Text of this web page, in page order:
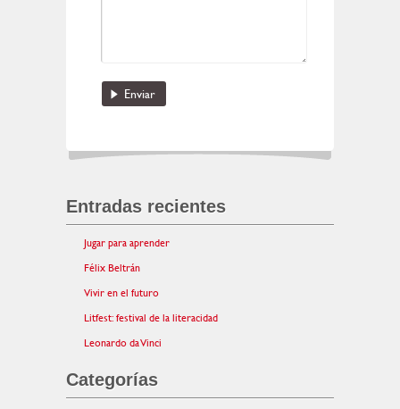
Entradas recientes
Jugar para aprender
Félix Beltrán
Vivir en el futuro
Litfest: festival de la literacidad
Leonardo da Vinci
Categorías